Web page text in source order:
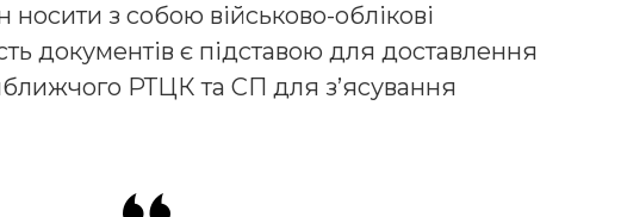
з собою військово-облікові
документів є підставою для доставлення
РТЦК та СП для з’ясування